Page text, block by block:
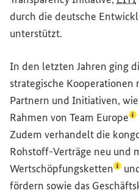
durch die deutsche
unterstützt.
In den letzten Jahren ging
strategische
Partnern und Initiativen,
Rahmen von Team Europe
Zudem verhandelt die
Rohstoff-Verträge neu und
Wertschöpfungsketten
fördern sowie das